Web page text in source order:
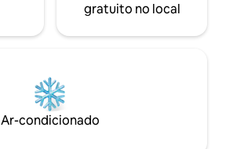
gratuito no local
Ar-condicionado